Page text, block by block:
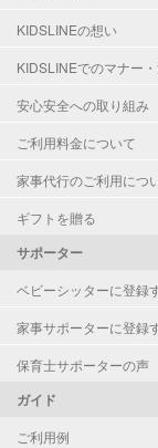
KIDSLINEの想い
KIDSLINEでのマナー
安心安全への取り組み
ご利用料金について
家事代行のご利用につ
ギフトを贈る
サポーター
ベビーシッターに登録
家事サポーターに登録
保育士サポーターの声
ガイド
ご利用例